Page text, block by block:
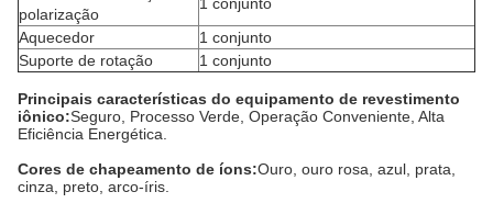
polarização
Aquecedor
1 conjunto
Suporte de rotação
1 conjunto
Principais características do equipamento de revestimento
iônico:Seguro, Processo Verde, Operação Conveniente, Alta
Eficiência Energética.
Cores de chapeamento de íons:Ouro, ouro rosa, azul, prata,
cinza, preto, arco-íris.